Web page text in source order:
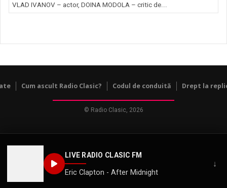
LIVE RADIO CLASIC FM
Eric Clapton - After Midnight
↓
VLAD IVANOV – actor, DOINA MODOLA – critic de...
Cum ascult Radio Clasic? Codul de conduită Drept la
© Radio Clasic, 2026